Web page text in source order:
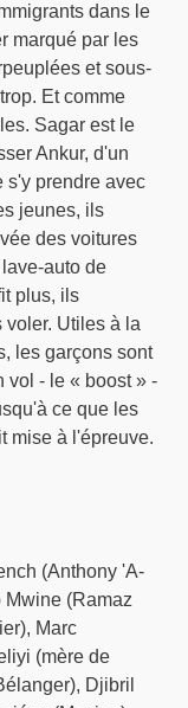
dans le
marqué par les
et sous-
Et comme
Sagar est le
Ankur, d'un
s'y prendre avec
jeunes, ils
des voitures
auto de
plus, ils
voler. Utiles à la
les garçons sont
vol - le « boost » -
ce que les
mise à l'épreuve.
(Anthony 'A-
Mwine (Ramaz
Marc
(mère de
Djibril